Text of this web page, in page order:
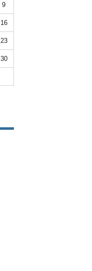
9
16
23
30